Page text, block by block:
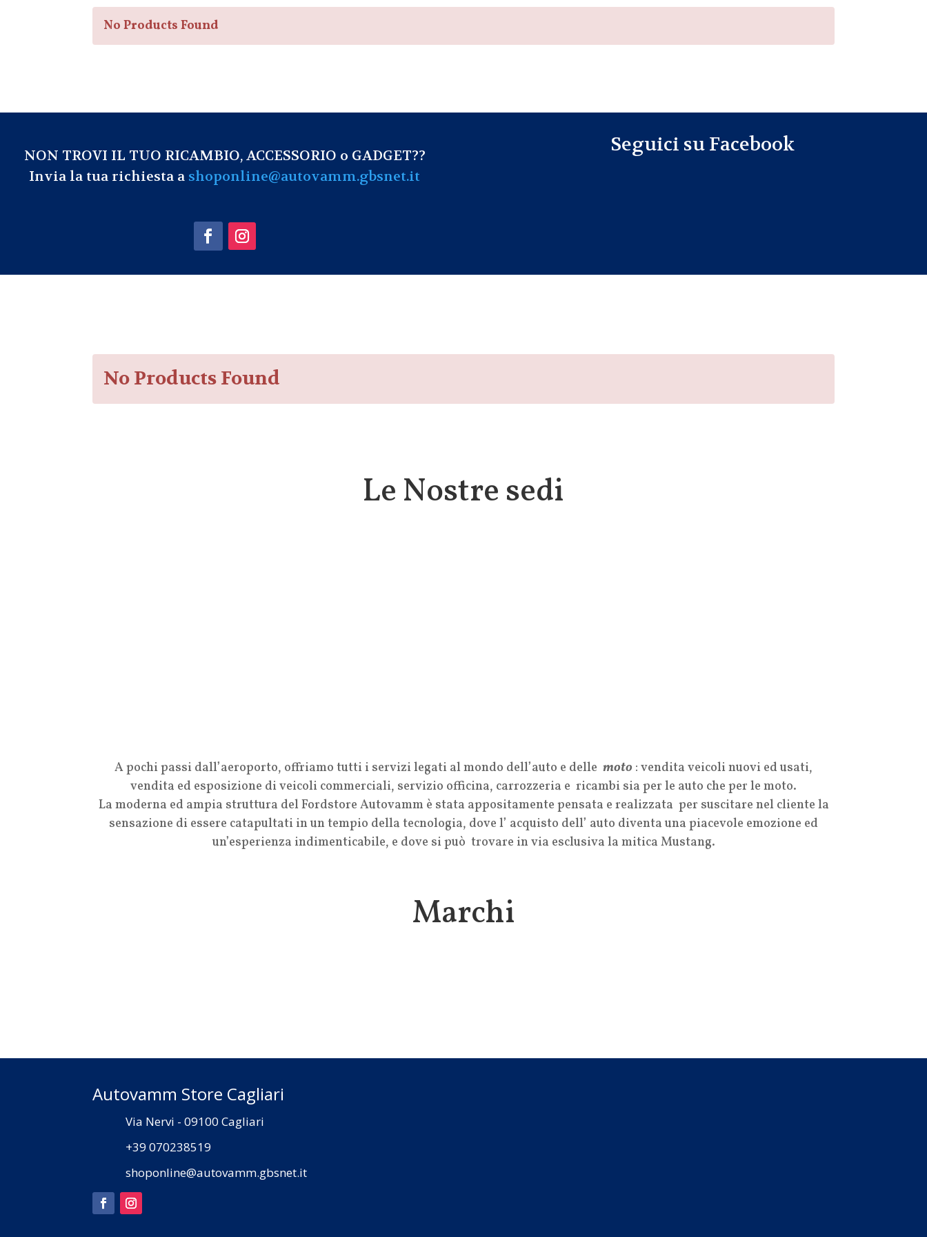
No Products Found
NON TROVI IL TUO RICAMBIO, ACCESSORIO o GADGET??
Invia la tua richiesta a shoponline@autovamm.gbsnet.it
Seguici su Facebook
No Products Found
Le Nostre sedi
A pochi passi dall’aeroporto, offriamo tutti i servizi legati al mondo dell’auto e delle moto : vendita veicoli nuovi ed usati,
vendita ed esposizione di veicoli commerciali, servizio officina, carrozzeria e ricambi sia per le auto che per le moto.
La moderna ed ampia struttura del Fordstore Autovamm è stata appositamente pensata e realizzata per suscitare nel cliente la
sensazione di essere catapultati in un tempio della tecnologia, dove l’ acquisto dell’ auto diventa una piacevole emozione ed
un’esperienza indimenticabile, e dove si può trovare in via esclusiva la mitica Mustang.
Marchi
Autovamm Store Cagliari
Via Nervi - 09100 Cagliari
+39 070238519
shoponline@autovamm.gbsnet.it